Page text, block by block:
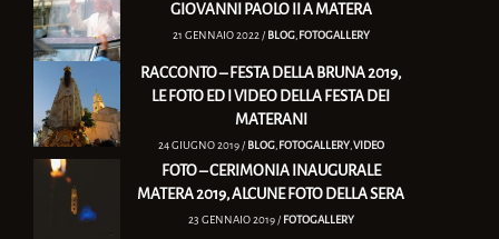
GIOVANNI PAOLO II A MATERA
21 GENNAIO 2022 / BLOG, FOTOGALLERY
RACCONTO – FESTA DELLA BRUNA 2019,
LE FOTO ED I VIDEO DELLA FESTA DEI
MATERANI
24 GIUGNO 2019 / BLOG, FOTOGALLERY, VIDEO
FOTO – CERIMONIA INAUGURALE
MATERA 2019, ALCUNE FOTO DELLA SERA
23 GENNAIO 2019 / FOTOGALLERY